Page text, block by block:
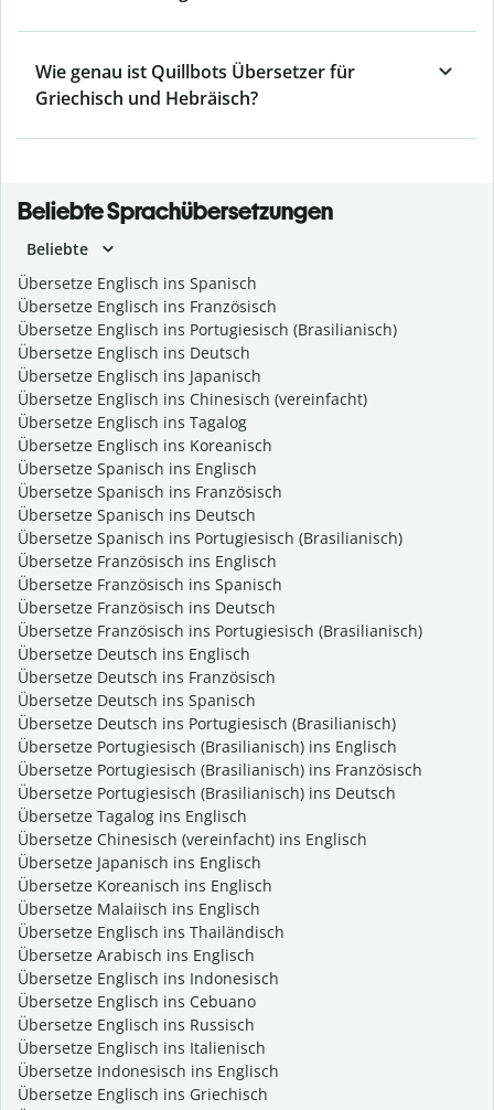
Wie genau ist Quillbots Übersetzer für
Griechisch und Hebräisch?
Beliebte Sprachübersetzungen
Beliebte
Übersetze Englisch ins Spanisch
Übersetze Englisch ins Französisch
Übersetze Englisch ins Portugiesisch (Brasilianisch)
Übersetze Englisch ins Deutsch
Übersetze Englisch ins Japanisch
Übersetze Englisch ins Chinesisch (vereinfacht)
Übersetze Englisch ins Tagalog
Übersetze Englisch ins Koreanisch
Übersetze Spanisch ins Englisch
Übersetze Spanisch ins Französisch
Übersetze Spanisch ins Deutsch
Übersetze Spanisch ins Portugiesisch (Brasilianisch)
Übersetze Französisch ins Englisch
Übersetze Französisch ins Spanisch
Übersetze Französisch ins Deutsch
Übersetze Französisch ins Portugiesisch (Brasilianisch)
Übersetze Deutsch ins Englisch
Übersetze Deutsch ins Französisch
Übersetze Deutsch ins Spanisch
Übersetze Deutsch ins Portugiesisch (Brasilianisch)
Übersetze Portugiesisch (Brasilianisch) ins Englisch
Übersetze Portugiesisch (Brasilianisch) ins Französisch
Übersetze Portugiesisch (Brasilianisch) ins Deutsch
Übersetze Tagalog ins Englisch
Übersetze Chinesisch (vereinfacht) ins Englisch
Übersetze Japanisch ins Englisch
Übersetze Koreanisch ins Englisch
Übersetze Malaiisch ins Englisch
Übersetze Englisch ins Thailändisch
Übersetze Arabisch ins Englisch
Übersetze Englisch ins Indonesisch
Übersetze Englisch ins Cebuano
Übersetze Englisch ins Russisch
Übersetze Englisch ins Italienisch
Übersetze Indonesisch ins Englisch
Übersetze Englisch ins Griechisch